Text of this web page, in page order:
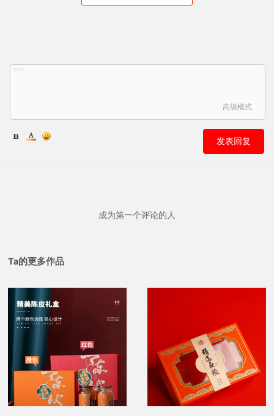
高级模式
发表回复
成为第一个评论的人
Ta的更多作品